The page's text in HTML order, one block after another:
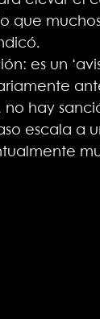
que
es un
hay
escala a